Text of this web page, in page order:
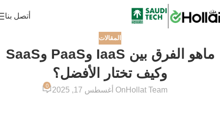
أتصل بنا
المقالات
ماهو الفرق بين IaaS وPaaS وSaaS
وكيف تختار الأفضل؟
Hollat Team On أغسطس 17, 2025
0